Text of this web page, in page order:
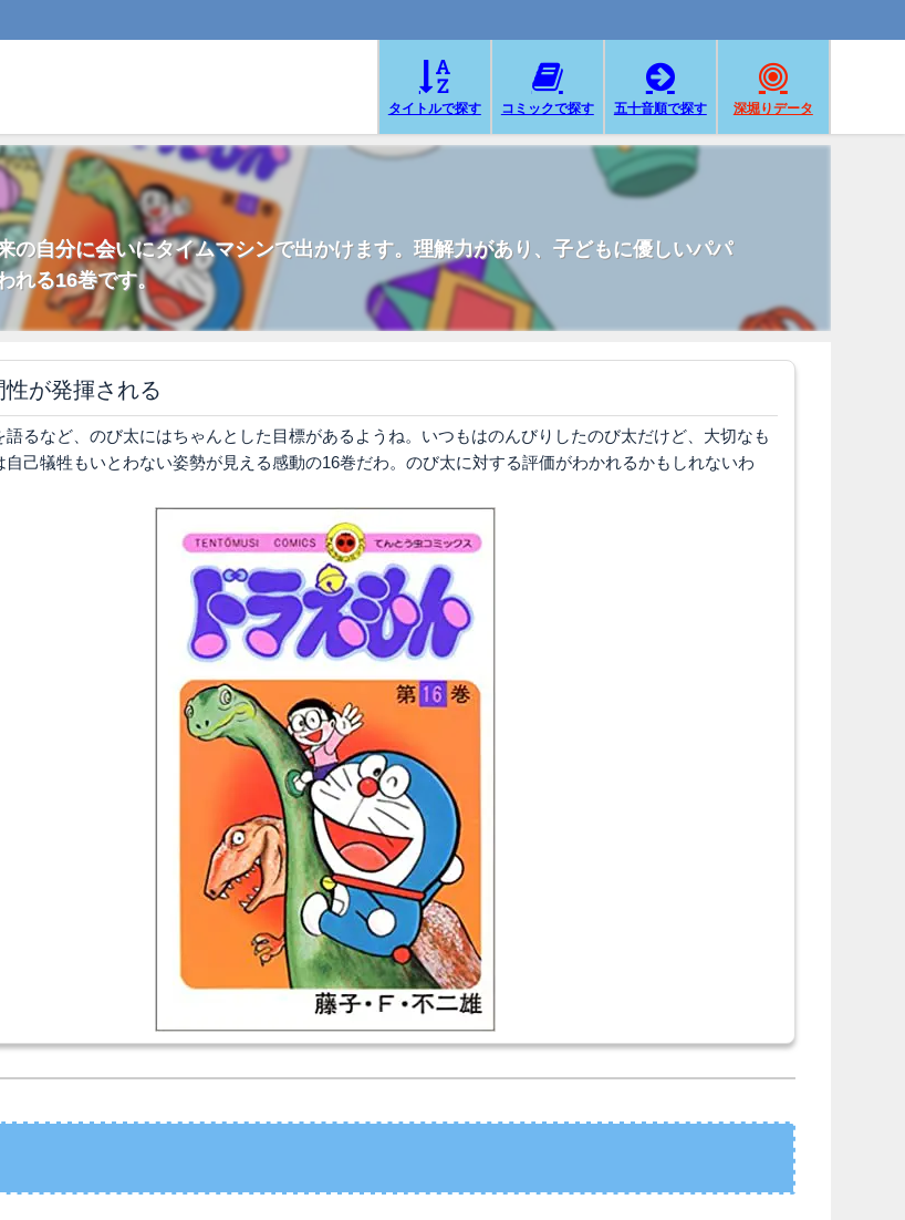
タイトルで探す コミックで探す 五十音順で探す 深堀りデータ
の自分に会いにタイムマシンで出かけます。理解力があり、子どもに優しいパパ
れる16巻です。
が発揮される
語るなど、のび太にはちゃんとした目標があるようね。いつもはのんびりしたのび太だけど、大切なも
自己犠牲もいとわない姿勢が見える感動の16巻だわ。のび太に対する評価がわかれるかもしれないわ